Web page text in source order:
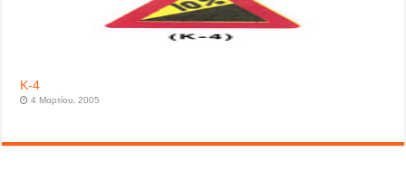
Κ-4
4 Μαρτίου, 2005